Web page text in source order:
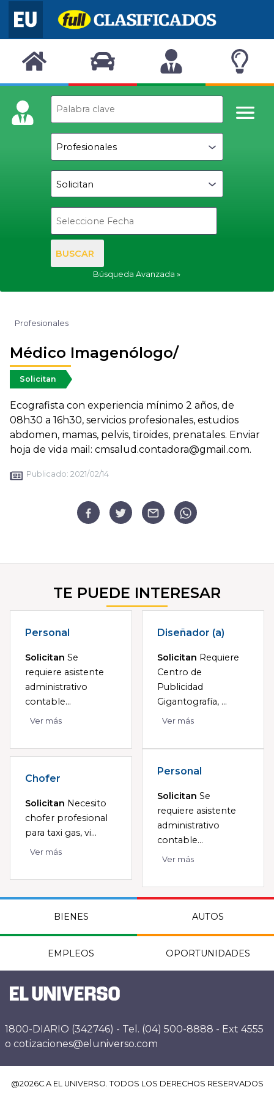
BUSCAR
Búsqueda Avanzada
Profesionales
Médico Imagenólogo/
Solicitan
Ecografista con experiencia mínimo 2 años, de
08h30 a 16h30, servicios profesionales, estudios
abdomen, mamas, pelvis, tiroides, prenatales. Enviar
hoja de vida mail: cmsalud.contadora@gmail.com.
Publicado: 2021/02/14
TE PUEDE INTERESAR
Personal
Solicitan Se
requiere asistente
administrativo
contable...
Ver más
Diseñador (a)
Solicitan Requiere
Centro de
Publicidad
Gigantografía, ...
Ver más
Chofer
Solicitan Necesito
chofer profesional
para taxi gas, vi...
Ver más
Personal
Solicitan Se
requiere asistente
administrativo
contable...
Ver más
BIENES AUTOS
EMPLEOS OPORTUNIDADES
1800-DIARIO (342746) - Tel. (04) 500-8888 - Ext 4555
o cotizaciones@eluniverso.com
@2026C.A EL UNIVERSO. TODOS LOS DERECHOS RESERVADOS